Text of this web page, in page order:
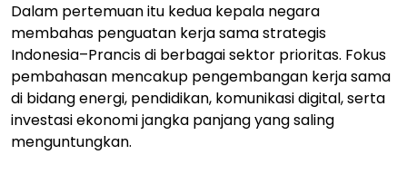
Dalam pertemuan itu kedua kepala negara
membahas penguatan kerja sama strategis
Indonesia–Prancis di berbagai sektor prioritas. Fokus
pembahasan mencakup pengembangan kerja sama
di bidang energi, pendidikan, komunikasi digital, serta
investasi ekonomi jangka panjang yang saling
menguntungkan.